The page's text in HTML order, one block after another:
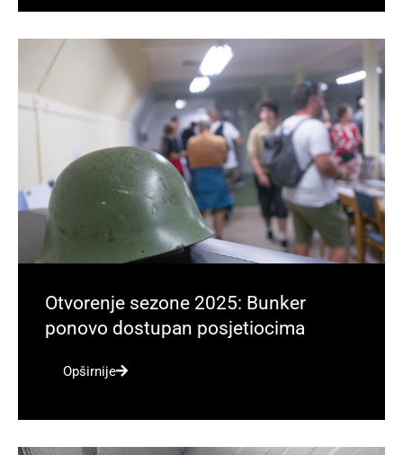
Otvorenje sezone 2025: Bunker
ponovo dostupan posjetiocima
Opširnije